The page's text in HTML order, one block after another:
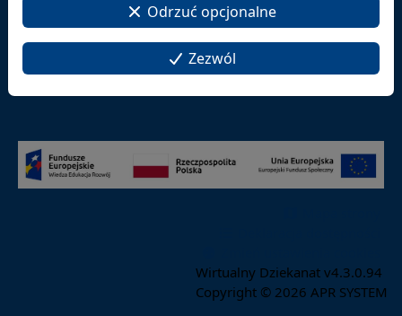
Szukaj
Wirtualny Dziekanat v4.3.0.94
Copyright © 2026 APR SYSTEM
Odrzuć opcjonalne
Zezwól